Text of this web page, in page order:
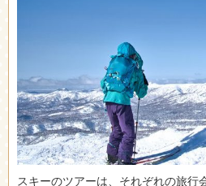
スキーのツアーは、それぞれの旅行